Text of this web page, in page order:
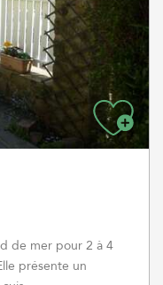
de mer pour 2 à 4
présente un